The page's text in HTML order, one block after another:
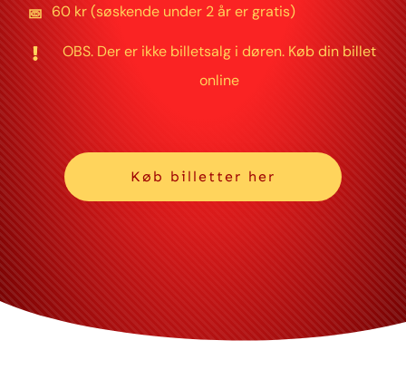
60 kr (søskende under 2 år er gratis)
OBS. Der er ikke billetsalg i døren. Køb din billet
online
Køb billetter her